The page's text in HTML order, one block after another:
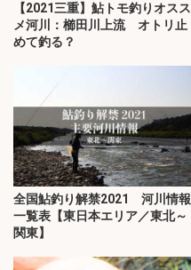
【2021三重】鮎トモ釣りオスス
メ河川：櫛田川上流 オトリ止
めて釣る？
全国鮎釣り解禁2021 河川情報
一覧表【東日本エリア／東北～
関東】